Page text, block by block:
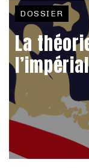
DOSSIER
La